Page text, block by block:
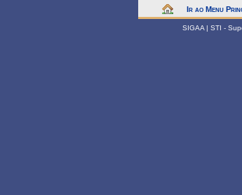
Ir ao Menu
SIGAA | STI -